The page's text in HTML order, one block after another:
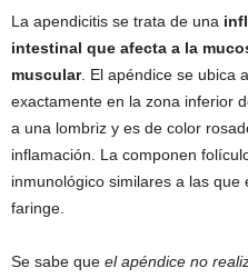
La apendicitis se trata de una
intestinal que afecta a la
muscular. El apéndice se ubica
exactamente en la zona inferior
a una lombriz y es de color
inflamación. La componen
inmunológico similares a las
faringe.
Se sabe que el apéndice no